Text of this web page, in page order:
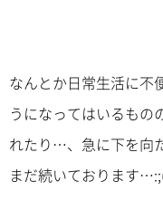
なんとか日常生活に不
うになってはいるもの
れたり…、急に下を向
まだ続いております